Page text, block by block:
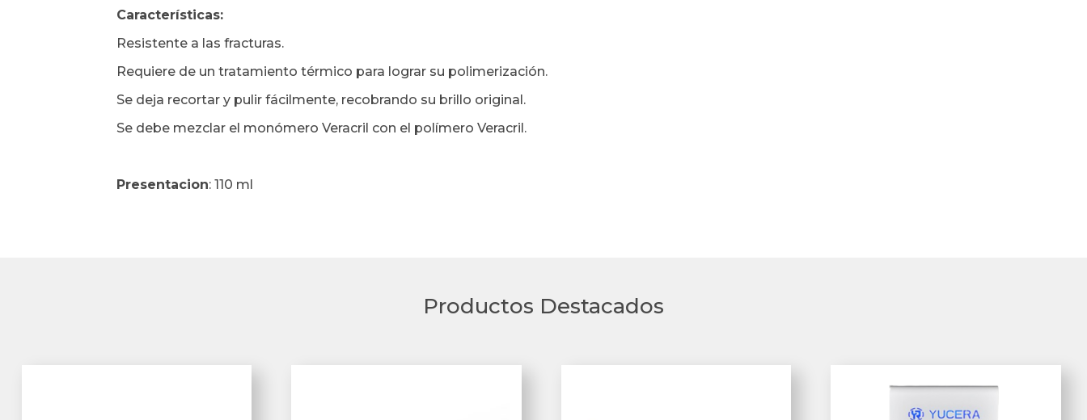
Características:
Resistente a las fracturas.
Requiere de un tratamiento térmico para lograr su polimerización.
Se deja recortar y pulir fácilmente, recobrando su brillo original.
Se debe mezclar el monómero Veracril con el polímero Veracril.
Presentacion: 110 ml
Productos Destacados